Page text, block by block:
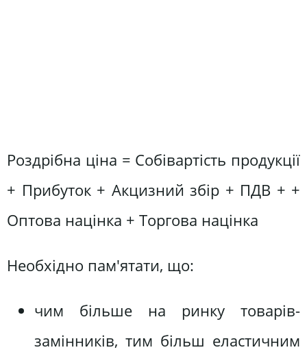
Роздрібна ціна = Собівартість продукції
+ Прибуток + Акцизний збір + ПДВ + +
Оптова націнка + Торгова націнка
Необхідно пам'ятати, що:
чим більше на ринку товарів-
замінників, тим більш еластичним